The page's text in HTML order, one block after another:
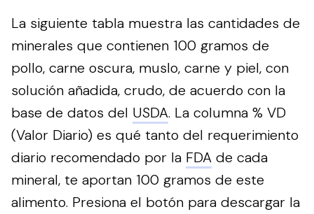
La siguiente tabla muestra las cantidades de
minerales que contienen 100 gramos de
pollo, carne oscura, muslo, carne y piel, con
solución añadida, crudo, de acuerdo con la
base de datos del USDA. La columna % VD
(Valor Diario) es qué tanto del requerimiento
diario recomendado por la FDA de cada
mineral, te aportan 100 gramos de este
alimento. Presiona el botón para descargar la